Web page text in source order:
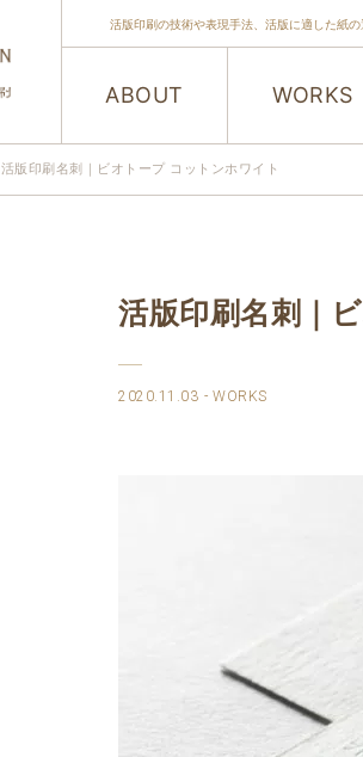
活版印刷の技術や表現手法、活版に適した紙
ABOUT WORKS
活版印刷名刺｜ビオトープ コットンホワイト
活版印刷名刺｜
2020.11.03 WORKS